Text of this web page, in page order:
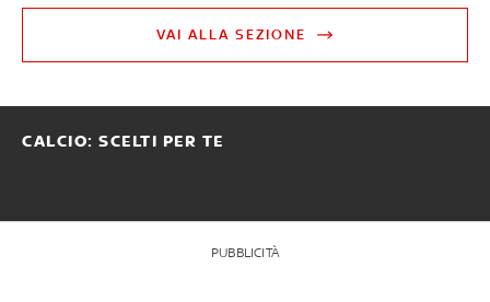
VAI ALLA SEZIONE
CALCIO: SCELTI PER TE
PUBBLICITÀ